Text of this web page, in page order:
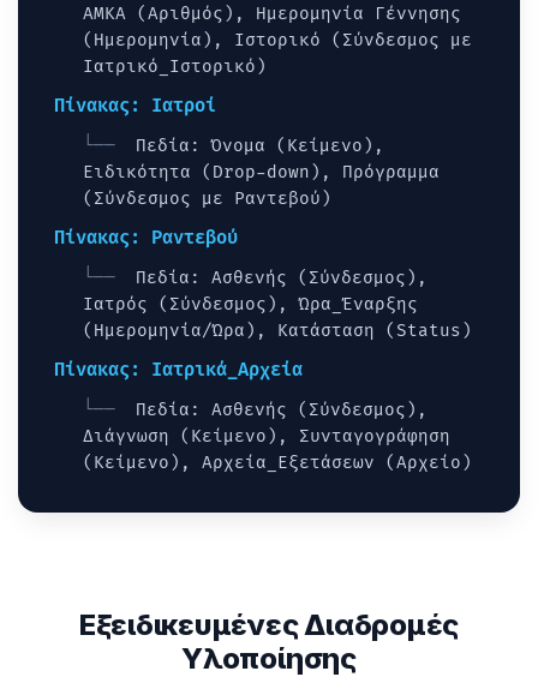
ΑΜΚΑ (Αριθμός), Ημερομηνία Γέννησης
(Ημερομηνία), Ιστορικό (Σύνδεσμος με
Ιατρικό_Ιστορικό)
Πίνακας: Ιατροί
Πεδία: Όνομα (Κείμενο),
Ειδικότητα (Drop-down), Πρόγραμμα
(Σύνδεσμος με Ραντεβού)
Πίνακας: Ραντεβού
Πεδία: Ασθενής (Σύνδεσμος),
Ιατρός (Σύνδεσμος), Ώρα_Έναρξης
(Ημερομηνία/Ώρα), Κατάσταση (Status)
Πίνακας: Ιατρικά_Αρχεία
Πεδία: Ασθενής (Σύνδεσμος),
Διάγνωση (Κείμενο), Συνταγογράφηση
(Κείμενο), Αρχεία_Εξετάσεων (Αρχείο)
Εξειδικευμένες Διαδρομές
Υλοποίησης